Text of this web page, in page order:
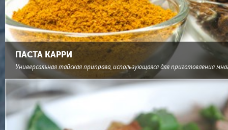
ПАСТА КАРРИ
Универсальная тайская приправа, использующаяся для приготовления